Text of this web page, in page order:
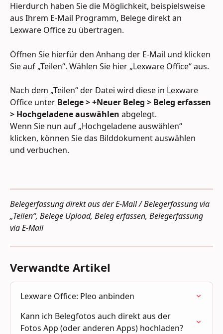
Hierdurch haben Sie die Möglichkeit, beispielsweise
aus Ihrem E-Mail Programm, Belege direkt an
Lexware Office zu übertragen.
Öffnen Sie hierfür den Anhang der E-Mail und klicken
Sie auf „Teilen“. Wählen Sie hier „Lexware Office“ aus.
Nach dem „Teilen“ der Datei wird diese in Lexware
Office unter Belege > +Neuer Beleg > Beleg erfassen
> Hochgeladene auswählen abgelegt.
Wenn Sie nun auf „Hochgeladene auswählen“
klicken, können Sie das Bilddokument auswählen
und verbuchen.
Belegerfassung direkt aus der E-Mail / Belegerfassung via
„Teilen“, Belege Upload, Beleg erfassen, Belegerfassung
via E-Mail
Verwandte Artikel
Lexware Office: Pleo anbinden
Kann ich Belegfotos auch direkt aus der
Fotos App (oder anderen Apps) hochladen?